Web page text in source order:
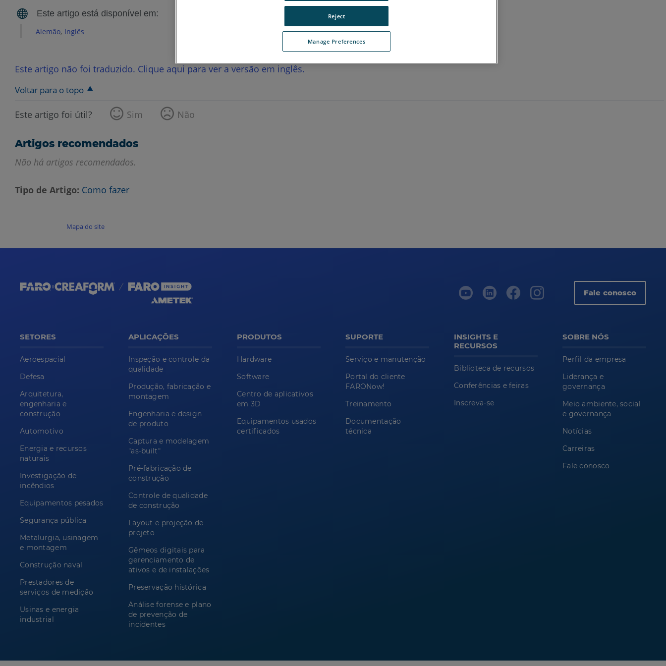
Alemão Inglês
Este artigo não foi traduzido. Clique aqui para ver a versão em inglês.
Voltar para o topo
Este artigo foi útil? Sim Não
Artigos recomendados
Não há artigos recomendados.
Tipo de Artigo Como fazer
Mapa do site
Fale conosco
SETORES
Aeroespacial
Defesa
Arquitetura,
engenharia e
construção
Automotivo
Energia e recursos
naturais
Investigação de
incêndios
Equipamentos pesados
Segurança pública
Metalurgia, usinagem
e montagem
Construção naval
Prestadores de
serviços de medição
Usinas e energia
industrial
APLICAÇÕES
Inspeção e controle da
qualidade
Produção, fabricação e
montagem
Engenharia e design
de produto
Captura e modelagem
"as-built"
Pré-fabricação de
construção
Controle de qualidade
de construção
Layout e projeção de
projeto
Gêmeos digitais para
gerenciamento de
ativos e de instalações
Preservação histórica
Análise forense e plano
de prevenção de
incidentes
PRODUTOS
Hardware
Software
Centro de aplicativos
em 3D
Equipamentos usados
certificados
SUPORTE
Serviço e manutenção
Portal do cliente
FARONow!
Treinamento
Documentação
técnica
INSIGHTS E
RECURSOS
Biblioteca de recursos
Conferências e feiras
Inscreva-se
SOBRE NÓS
Perfil da empresa
Liderança e
governança
Meio ambiente, social
e governança
Notícias
Carreiras
Fale conosco
Manage Preferences
Reject